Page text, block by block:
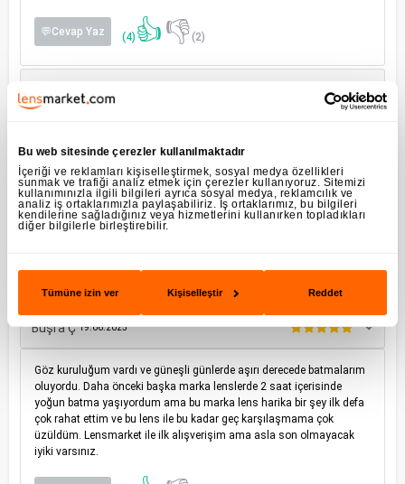
Bu web sitesinde çerezler kullanılmaktadır
İçeriği ve reklamları kişiselleştirmek, sosyal medya özellikleri
sunmak ve trafiği analiz etmek için çerezler kullanıyoruz. Sitemizi
kullanımınızla ilgili bilgileri ayrıca sosyal medya, reklamcılık ve
analiz iş ortaklarımızla paylaşabiliriz. İş ortaklarımız, bu bilgileri
kendilerine sağladığınız veya hizmetlerini kullanırken topladıkları
diğer bilgilerle birleştirebilir.
Tümüne izin ver Kişiselleştir Reddet
💬Cevap Yaz (4) 👍👎(2)
vazgeçemiyorum. Başka lens denemeye gerek duymuyorum. Ama
esas yorumum Lensmarket e. Lensmarket övmek para kazandırsa,
bugün dünyanın en zenginleri listesine girerdim. Her şeyiyle, tek bir
şikayetim olmayan, pırlanta gibi iş yapan, bir siparişimde dahi beni
üzmeyen bir şirket. Dilerim herkes için böyle olsun bu deneyim. Ve
keşke her online ticaret şirketi sizin gibi olsa.
💬Cevap Yaz 👍👎
Büşra Ç 19.06.2025
Göz kuruluğum vardı ve güneşli günlerde aşırı derecede batmalarım
oluyordu. Daha önceki başka marka lenslerde 2 saat içerisinde
yoğun batma yaşıyordum ama bu marka lens harika bir şey ilk defa
çok rahat ettim ve bu lens ile bu kadar geç karşılaşmama çok
üzüldüm. Lensmarket ile ilk alışverişim ama asla son olmayacak
iyiki varsınız.